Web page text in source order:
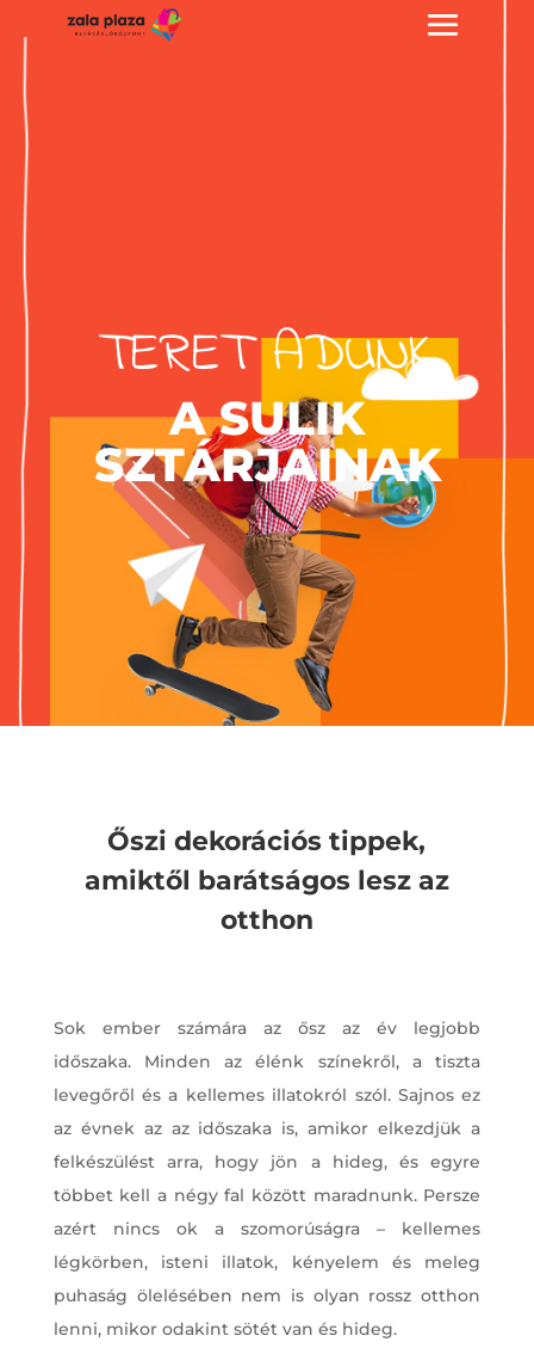
TERET ADUNK
A SULIK
SZTÁRJAINAK
Őszi dekorációs tippek,
amiktől barátságos lesz az
otthon
Sok ember számára az ősz az év legjobb
időszaka. Minden az élénk színekről, a tiszta
levegőről és a kellemes illatokról szól. Sajnos ez
az évnek az az időszaka is, amikor elkezdjük a
felkészülést arra, hogy jön a hideg, és egyre
többet kell a négy fal között maradnunk. Persze
azért nincs ok a szomorúságra – kellemes
légkörben, isteni illatok, kényelem és meleg
puhaság ölelésében nem is olyan rossz otthon
lenni, mikor odakint sötét van és hideg.